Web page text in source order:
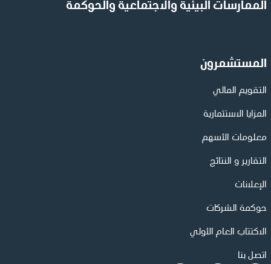
الممارسات البيئية والاجتماعية والحوكمة
المستشمرون
التقويم المالي
المزايا الاستثمارية
معلومات الأسهم
التقارير و النتائج
الإعلانات
حوكمة الشركات
الاكتتاب العام الأولي
اتصل بنا